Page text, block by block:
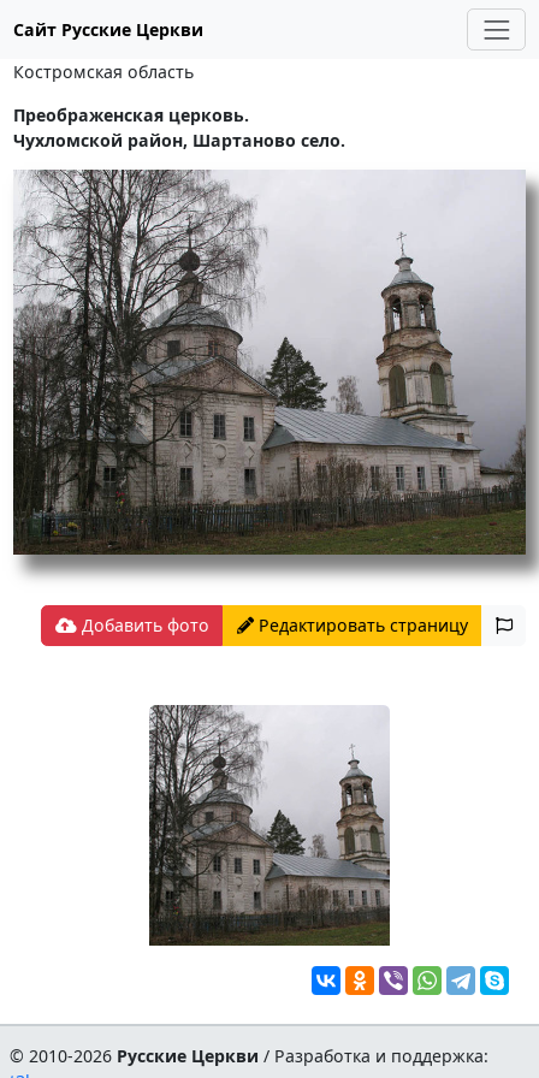
Сайт Русские Церкви
Костромская область
Преображенская церковь.
Чухломской район, Шартаново село.
Добавить фото Редактировать страницу
© 2010-2026 Русские Церкви / Разработка и поддержка: